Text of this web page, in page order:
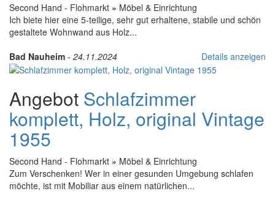
Second Hand - Flohmarkt » Möbel & Einrichtung
Ich biete hier eine 5-teilige, sehr gut erhaltene, stabile und schön
gestaltete Wohnwand aus Holz...
Bad Nauheim - 24.11.2024 Details anzeigen
Angebot Schlafzimmer
komplett, Holz, original Vintage
1955
Second Hand - Flohmarkt » Möbel & Einrichtung
Zum Verschenken! Wer in einer gesunden Umgebung schlafen
möchte, ist mit Mobiliar aus einem natürlichen...